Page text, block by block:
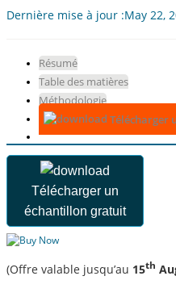
Dernière mise à jour :May 22,
Résumé
Table des matières
Méthodologie
Télécharger
Télécharger un
échantillon gratuit
(Offre valable jusqu’au 15th